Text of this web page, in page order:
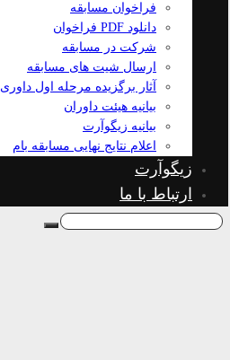
فراخوان مسابقه
دانلود PDF فراخوان
شرکت در مسابقه
ارسال شیت های مسابقه
آثار برگزیده مرحله اول داوری
بیانیه هیئت داوران
بیانیه زیگوآرت
اعلام نتایج نهایی مسابقه بام
زیگوآرت
ارتباط با ما